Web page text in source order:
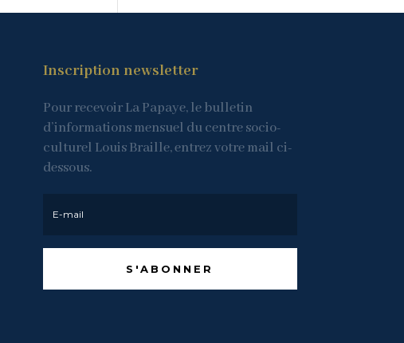
Inscription newsletter
Pour recevoir La Papaye, le bulletin
d’informations mensuel du centre socio-
culturel Louis Braille, entrez votre mail ci-
dessous.
S'ABONNER